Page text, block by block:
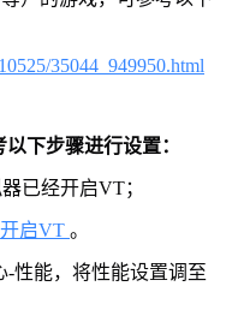
35044_949950.html
下步骤进行设置：
已经开启VT；
开启VT 。
-性能，将性能设置调至